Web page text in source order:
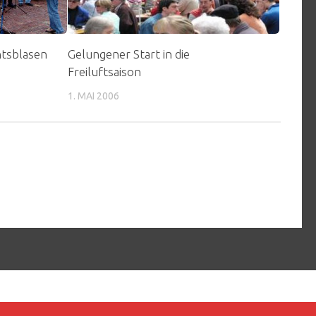
Gelungener Start in die
Freiluftsaison
1. MAI 2006